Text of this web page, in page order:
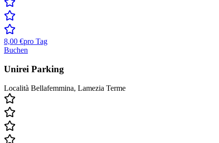
8,00 €pro Tag
Buchen
Unirei Parking
Località Bellafemmina, Lamezia Terme